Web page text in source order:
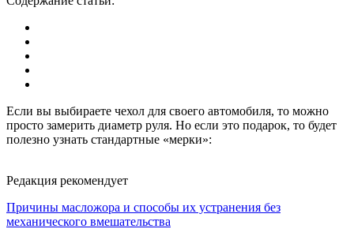
Если вы выбираете чехол для своего автомобиля, то можно
просто замерить диаметр руля. Но если это подарок, то будет
полезно узнать стандартные «мерки»:
Редакция рекомендует
Причины масложора и способы их устранения без
механического вмешательства